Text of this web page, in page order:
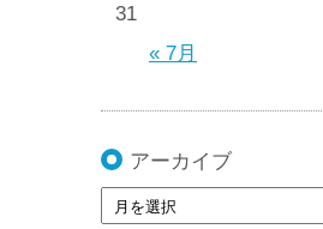
« 7月
31
アーカイブ